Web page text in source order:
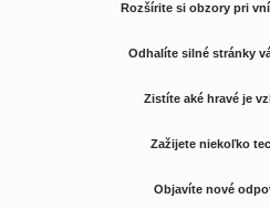
Rozšírite si obzory pri
Odhalíte silné stránky
Zistíte aké hravé je
Zažijete niekoľko
Objavíte nové